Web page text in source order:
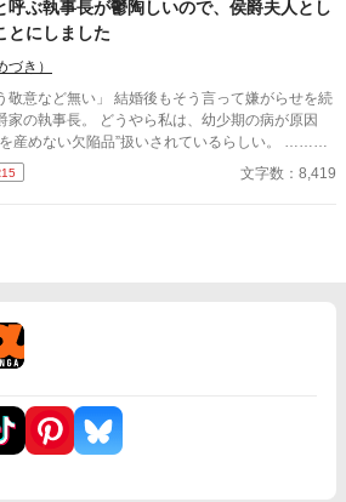
呼ぶ執事長が鬱陶しいので、侯爵夫人とし
とにしました
き）
結婚後もそう言って嫌がらせを続
やら私は、幼少期の病が原因
めない欠陥品”扱いされているらしい。 ……で
文字数：8,419